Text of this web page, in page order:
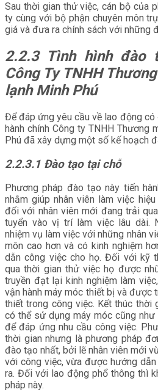
Sau thời gian thử việc, cán bộ của
ty cùng với bộ phận chuyên môn
giá và đưa ra chính sách với những
2.2.3 Tình hình đào
Công Ty TNHH
lạnh Minh Phú
Để đáp ứng yêu cầu về lao động
hành chính Công ty TNHH Thương
Phú đã xây dựng một số kế hoạch
2.2.3.1 Đào tạo tại chỗ
Phương pháp đào tạo này tiến
nhằm giúp nhân viên làm việc
đối với nhân viên mới đang trải
tuyển vào vị trí làm việc lâu dài.
nhiệm vụ làm việc với những nhân
môn cao hơn và có kinh nghiệm
dẫn công việc cho họ. Đối với kỹ
qua thời gian thử việc họ được
truyền đạt lại kinh nghiệm làm
vận hành máy móc thiết bị và được
thiết trong công việc. Kết thúc thời
có thể sử dụng máy móc cũng
để đáp ứng nhu cầu công việc.
thời gian nhưng là phương pháp
đào tạo nhất, bởi lẽ nhân viên mới
với công việc, vừa được hướng
ra. Đối với lao động phổ thông thì
pháp này.